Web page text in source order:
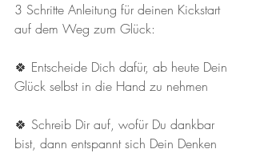
3 Schritte Anleitung für deinen Kickstart
auf dem Weg zum Glück:
🍀 Entscheide Dich dafür, ab heute Dein
Glück selbst in die Hand zu nehmen
🍀 Schreib Dir auf, wofür Du dankbar
bist, dann entspannt sich Dein Denken